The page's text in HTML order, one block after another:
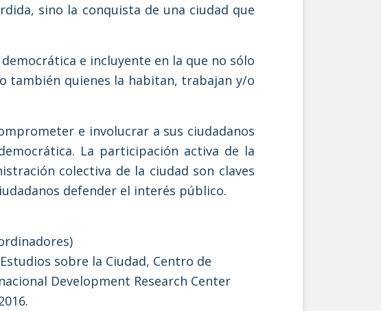
sino la conquista de una ciudad que
e incluyente en la que no sólo
también quienes la habitan, trabajan y/o
e involucrar a sus ciudadanos
La participación activa de la
colectiva de la ciudad son claves
defender el interés público.
sobre la Ciudad, Centro de
Development Research Center